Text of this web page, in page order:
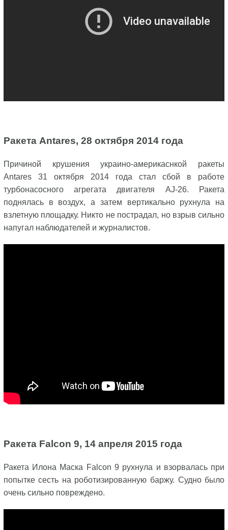
Ракета Antares, 28 октября 2014 года
Причиной крушения украино-америкаснкой ракеты
Antares 31 октября 2014 года стал сбой в работе
турбонасосного агрегата двигателя AJ-26. Ракета
поднялась в воздух, а затем вертикально рухнула на
взлетную площадку. Никто не пострадал, но взрыв сильно
напугал наблюдателей и журналистов.
Ракета Falcon 9, 14 апреля 2015 года
Ракета Илона Маска Falcon 9 рухнула и взорвалась при
попытке сесть на роботизированную баржу. Судно было
очень сильно повреждено.